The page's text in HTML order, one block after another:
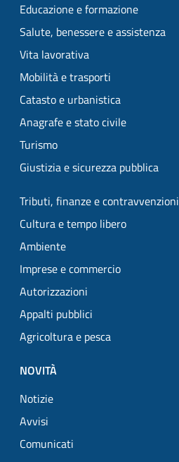
Educazione e formazione
Salute, benessere e assistenza
Vita lavorativa
Mobilità e trasporti
Catasto e urbanistica
Anagrafe e stato civile
Turismo
Giustizia e sicurezza pubblica
Tributi, finanze e contravvenzioni
Cultura e tempo libero
Ambiente
Imprese e commercio
Autorizzazioni
Appalti pubblici
Agricoltura e pesca
NOVITÀ
Notizie
Avvisi
Comunicati